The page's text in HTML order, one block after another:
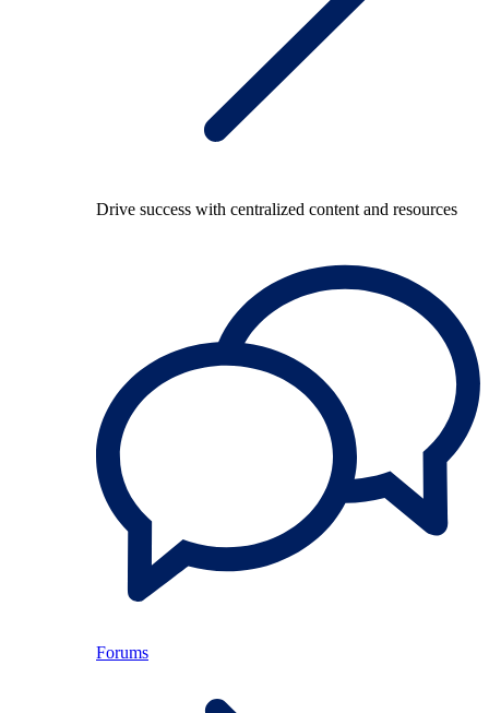
Drive success with centralized content and resources
Forums